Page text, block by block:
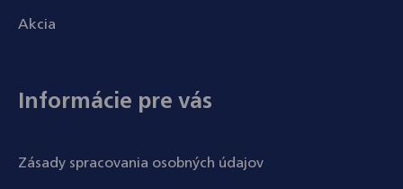
Akcia
Informácie pre vás
Zásady spracovania osobných údajov